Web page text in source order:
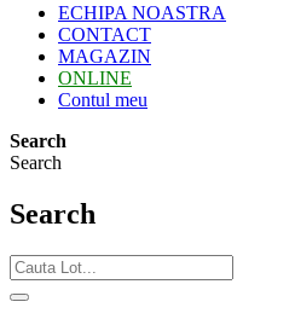
ECHIPA NOASTRA
CONTACT
MAGAZIN
ONLINE
Contul meu
Search
Search
Search